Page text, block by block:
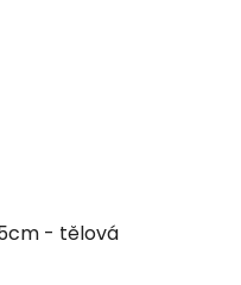
- tělová